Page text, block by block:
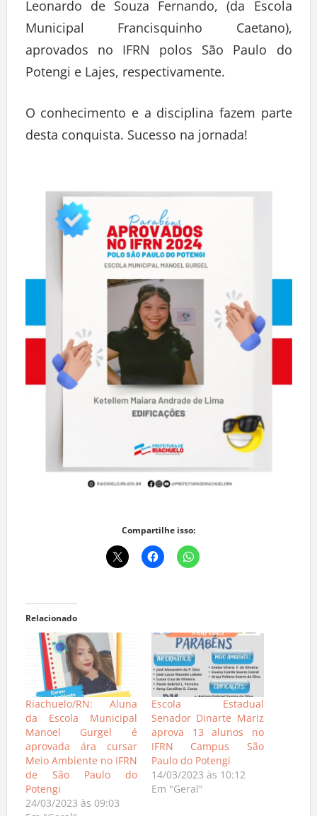
Leonardo de Souza Fernando, (da Escola
Municipal Francisquinho Caetano),
aprovados no IFRN polos São Paulo do
Potengi e Lajes, respectivamente.
O conhecimento e a disciplina fazem parte
desta conquista. Sucesso na jornada!
Compartilhe isso:
Relacionado
Riachuelo/RN: Aluna
da Escola Municipal
Manoel Gurgel é
aprovada ára cursar
Meio Ambiente no IFRN
de São Paulo do
Potengi
24/03/2023 às 09:03
Escola Estadual
Senador Dinarte Mariz
aprova 13 alunos no
IFRN Campus São
Paulo do Potengi
14/03/2023 às 10:12
Em "Geral"